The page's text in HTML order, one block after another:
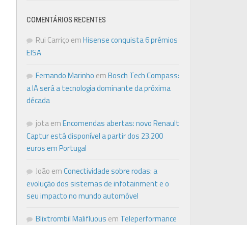
COMENTÁRIOS RECENTES
Rui Carriço emHisense conquista 6 prémios
EISA
Fernando Marinho emBosch Tech Compass:
a IA será a tecnologia dominante da próxima
década
jotaemEncomendas abertas: novo Renault
Captur está disponível a partir dos 23.200
euros em Portugal
João emConectividade sobre rodas: a
evolução dos sistemas de infotainment e o
seu impacto no mundo automóvel
Blixtrombil Malifluous em Teleperformance